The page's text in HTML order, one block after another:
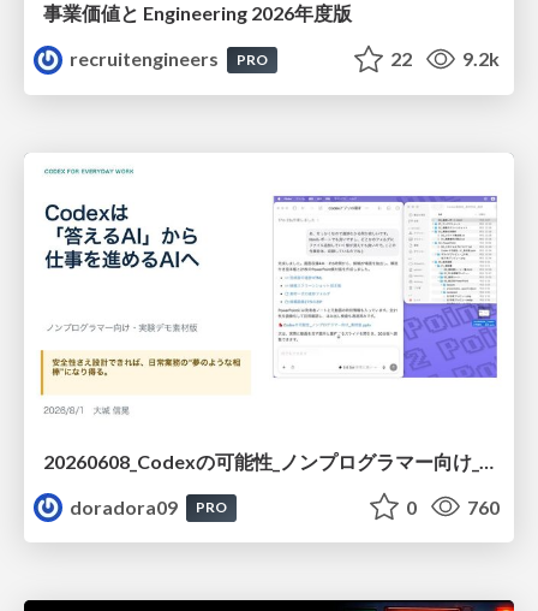
事業価値と Engineering 2026年度版
recruitengineers
PRO 22 9.2k
doradora09
PRO 0 760